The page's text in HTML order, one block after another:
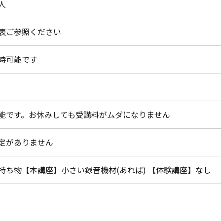
ご参照ください
可能です
です。お休みしても受講料がムダになりません
がありません
ち物【本講座】小さい録音機材(あれば) 【体験講座】なし